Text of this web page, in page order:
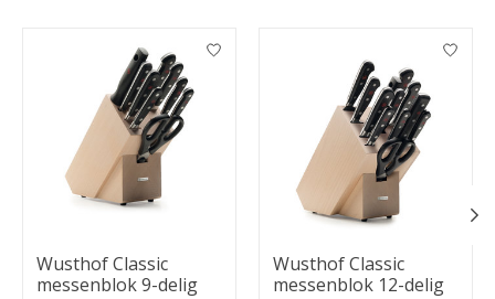
Items van productcarrousel
Wusthof Classic
messenblok 9-delig
Wusthof Classic
messenblok 12-delig